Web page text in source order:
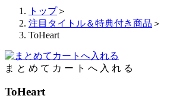
トップ＞
注目タイトル＆特典付き商品 ＞
ToHeart
ま と め て カ ー ト へ 入 れ る
ToHeart